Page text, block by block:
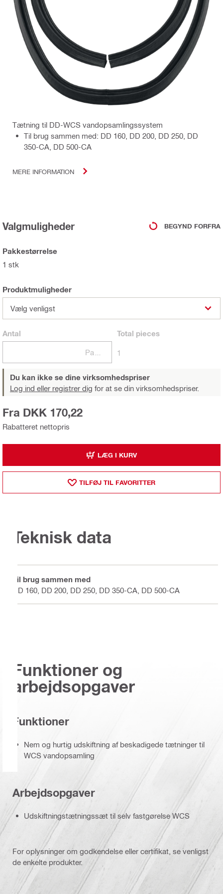
Tætning til DD-WCS vandopsamlingssystem
Til brug sammen med: DD 160, DD 200, DD 250, DD
350-CA, DD 500-CA
MERE INFORMATION
Valgmuligheder BEGYND FORFRA
Pakkestørrelse
1 stk
Produktmuligheder
Vælg venligst
Antal Total pieces
1
Du kan ikke se dine virksomhedspriser
Log ind eller registrer dig for at se din virksomhedspriser.
Rabatteret nettopris
Fra DKK 170,22
LÆG I KURV
TILFØJ TIL FAVORITTER
Teknisk data
Til brug sammen med
DD 160, DD 200, DD 250, DD 350-CA, DD 500-CA
Funktioner og
arbejdsopgaver
Funktioner
Nem og hurtig udskiftning af beskadigede tætninger til
WCS vandopsamling
Arbejdsopgaver
Udskiftningstætningssæt til selv fastgørelse WCS
For oplysninger om godkendelse eller certifikat, se venligst
de enkelte produkter.